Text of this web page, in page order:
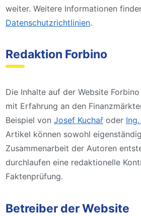
weiter. Weitere Informationen
Datenschutzrichtlinien.
Redaktion Forbino
Die Inhalte auf der Website
mit Erfahrung an den
Beispiel von Josef Kuchař oder
Artikel können sowohl
Zusammenarbeit der Autoren
durchlaufen eine redaktionelle
Faktenprüfung.
Betreiber der Website